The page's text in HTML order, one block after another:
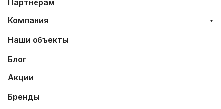
Партнерам
Компания
Наши объекты
Блог
Акции
Бренды